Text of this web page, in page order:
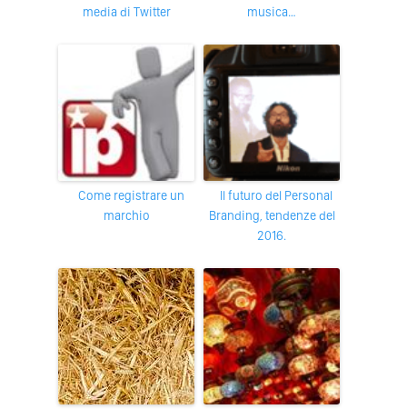
media di Twitter
musica…
Come registrare un
marchio
Il futuro del Personal
Branding, tendenze del
2016.